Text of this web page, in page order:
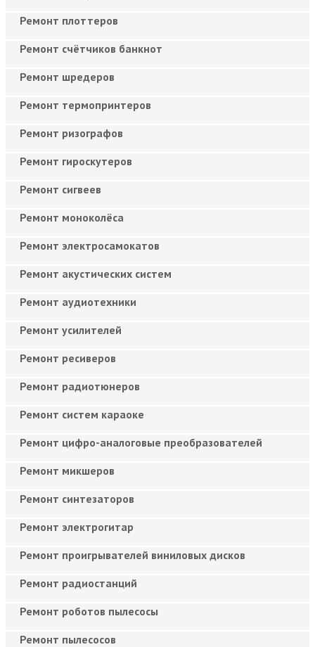
Ремонт плоттеров
Ремонт счётчиков банкнот
Ремонт шредеров
Ремонт термопринтеров
Ремонт ризографов
Ремонт гироскутеров
Ремонт сигвеев
Ремонт моноколёса
Ремонт электросамокатов
Ремонт акустических систем
Ремонт аудиотехники
Ремонт усилителей
Ремонт ресиверов
Ремонт радиотюнеров
Ремонт систем караоке
Ремонт цифро-аналоговые преобразователей
Ремонт микшеров
Ремонт синтезаторов
Ремонт электрогитар
Ремонт проигрывателей виниловых дисков
Ремонт радиостанций
Ремонт роботов пылесосы
Ремонт пылесосов